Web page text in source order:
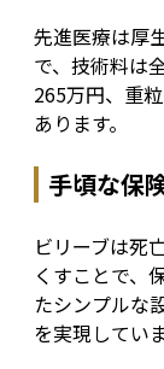
先進医療は厚
で、技術料は
265万円、重
あります。
手頃な保
ビリーブは死
くすことで、
たシンプルな
を実現していま